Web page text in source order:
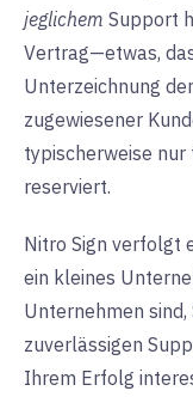
jeglichem Support
Vertrag—etwas,
Unterzeichnung
zugewiesener
typischerweise
reserviert.
Nitro Sign verfolgt
ein kleines
Unternehmen
zuverlässigen
Ihrem Erfolg